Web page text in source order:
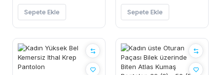
Sepete Ekle Sepete Ekle